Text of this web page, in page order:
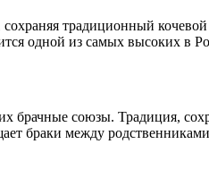
традиционный
одной из самых высоких в
союзы. Традиция,
браки между